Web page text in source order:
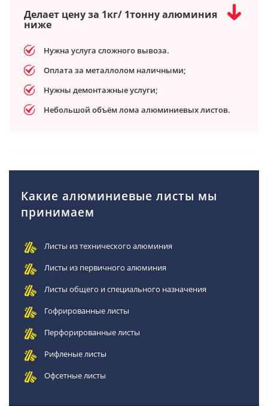
Делает цену за 1кг/ 1тонну алюминия
ниже
Нужна услуга сложного вывоза.
Оплата за металлолом наличными;
Нужны демонтажные услуги;
Небольшой объём лома алюминиевых листов.
Какие алюминиевые листы мы
принимаем
Листы из технического алюминия
Листы из первичного алюминия
Листы общего и специального назначения
Гофрированные листы
Перфорированные листы
Рифленые листы
Офсетные листы